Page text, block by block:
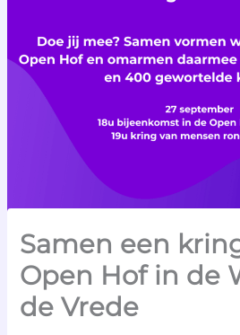
Samen een
Open Hof in de
de Vrede